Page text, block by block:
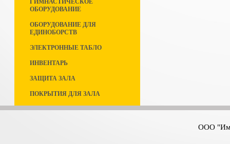
ГИМНАСТИЧЕСКОЕ
ОБОРУДОВАНИЕ
ОБОРУДОВАНИЕ ДЛЯ
ЕДИНОБОРСТВ
ЭЛЕКТРОННЫЕ ТАБЛО
ИНВЕНТАРЬ
ЗАЩИТА ЗАЛА
ПОКРЫТИЯ ДЛЯ ЗАЛА
ООО